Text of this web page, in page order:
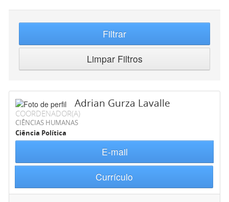
Filtrar
Limpar Filtros
Adrian Gurza Lavalle
COORDENADOR(A)
CIÊNCIAS HUMANAS
Ciência Política
E-mail
Currículo